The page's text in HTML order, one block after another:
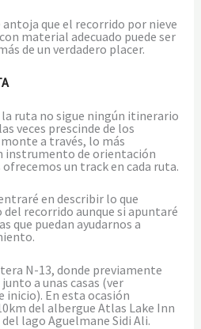
que el recorrido por nieve
material adecuado puede ser
de un verdadero placer.
ruta no sigue ningún itinerario
veces prescinde de los
a través, lo más
instrumento de orientación
un track en cada ruta.
en describir lo que
recorrido aunque si apuntaré
que puedan ayudarnos a
N-13, donde previamente
a unas casas (ver
En esta ocasión
del albergue Atlas Lake Inn
lago Aguelmane Sidi Ali.